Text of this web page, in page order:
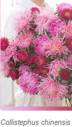
Callistephus chinensis